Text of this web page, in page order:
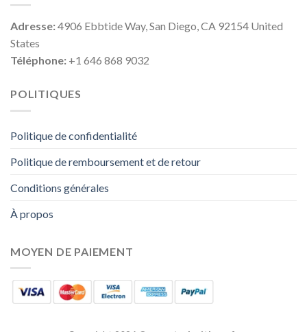
Adresse:4906 Ebbtide Way, San Diego, CA 92154 United
States
Téléphone: +1 646 868 9032
POLITIQUES
Politique de confidentialité
Politique de remboursement et de retour
Conditions générales
À propos
MOYEN DE PAIEMENT